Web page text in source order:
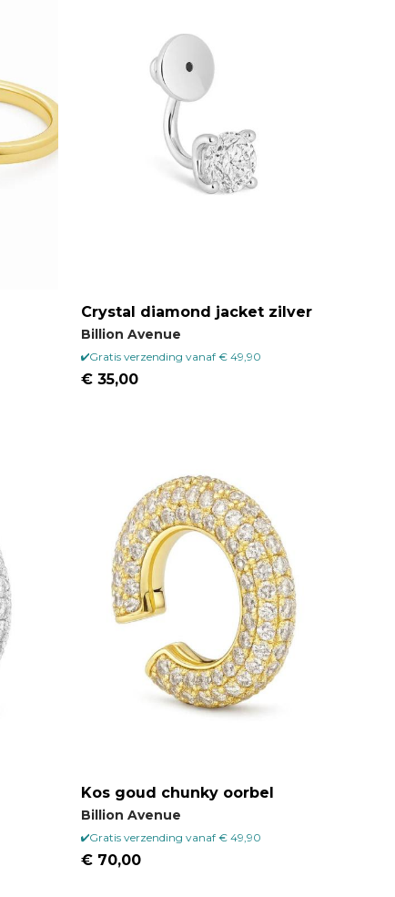
Crystal diamond jacket zilver
Billion Avenue
Gratis verzending vanaf € 49,90
€ 35,00
Kos goud chunky oorbel
Billion Avenue
Gratis verzending vanaf € 49,90
€ 70,00